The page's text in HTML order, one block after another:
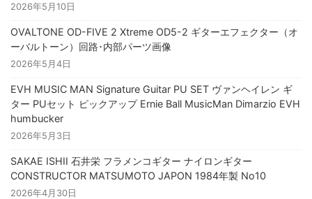
2026年5月10日
OVALTONE OD-FIVE 2 Xtreme OD5-2 ギターエフェクター（オ
ーバルトーン）回路･内部パーツ画像
2026年5月4日
EVH MUSIC MAN Signature Guitar PU SET ヴァンヘイレン ギ
ター PUセット ピックアップ Ernie Ball MusicMan Dimarzio EVH
humbucker
2026年5月3日
SAKAE ISHII 石井栄 フラメンコギター ナイロンギター
CONSTRUCTOR MATSUMOTO JAPON 1984年製 No10
2026年4月30日